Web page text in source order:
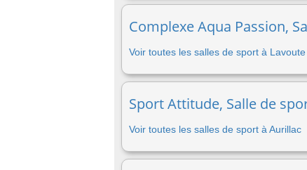
Complexe Aqua Passion,
Voir toutes les salles de sport à
Sport Attitude, Salle de
Voir toutes les salles de sport à Aurillac